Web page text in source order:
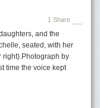
1 Share
and the
seated, with her
right).Photograph by
time the voice kept